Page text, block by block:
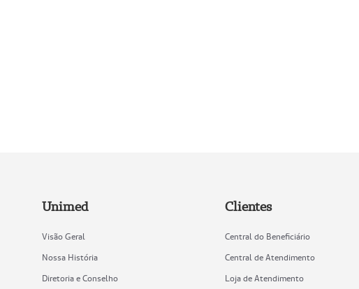
Unimed
Visão Geral
Nossa História
Diretoria e Conselho
Clientes
Central do Beneficiário
Central de Atendimento
Loja de Atendimento